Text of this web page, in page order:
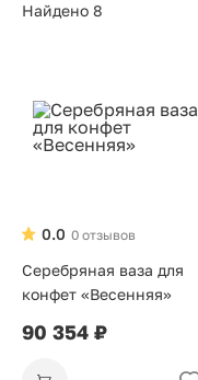
Найдено 8
0 отзывов
0.0
Серебряная ваза для
конфет «Весенняя»
90 354 ₽